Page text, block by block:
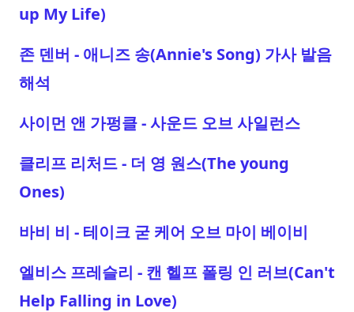
up My Life)
존 덴버 - 애니즈 송(Annie's Song) 가사 발음
해석
사이먼 앤 가펑클 - 사운드 오브 사일런스
클리프 리처드 - 더 영 원스(The young
Ones)
바비 비 - 테이크 굳 케어 오브 마이 베이비
엘비스 프레슬리 - 캔 헬프 폴링 인 러브(Can't
Help Falling in Love)